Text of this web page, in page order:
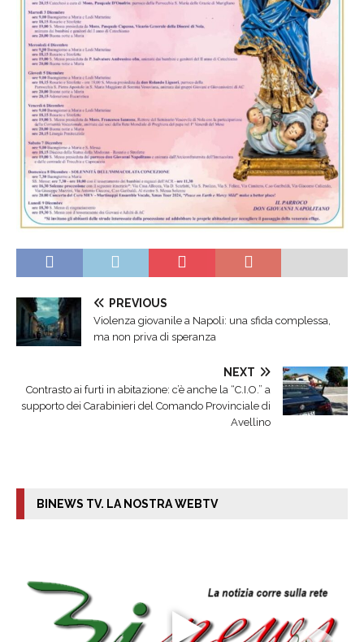
PREVIOUS
Violenza giovanile a Napoli: una sfida complessa,
ma non priva di speranza
NEXT
Contrasto ai furti in abitazione: c’è anche la “C.I.O.” a
supporto dei Carabinieri del Comando Provinciale di
Avellino
BINEWS TV. LA NOSTRA WEBTV